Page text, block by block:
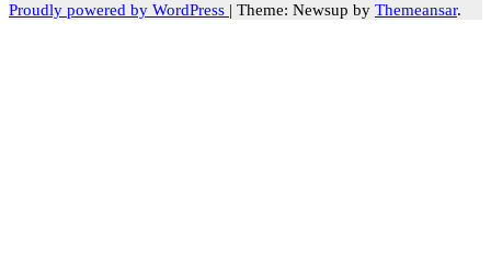
Proudly powered by WordPress | Theme: Newsup by Themeansar.